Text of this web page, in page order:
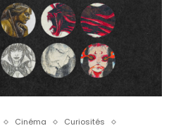
Cinéma
Curiosités